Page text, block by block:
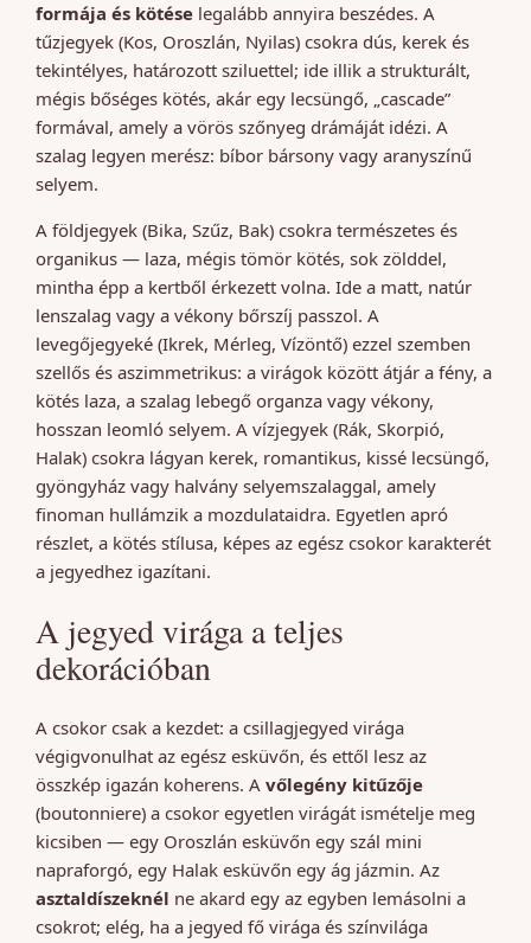
formája és kötése legalább annyira beszédes. A
tűzjegyek (Kos, Oroszlán, Nyilas) csokra dús, kerek és
tekintélyes, határozott sziluettel; ide illik a strukturált,
mégis bőséges kötés, akár egy lecsüngő, „cascade”
formával, amely a vörös szőnyeg drámáját idézi. A
szalag legyen merész: bíbor bársony vagy aranyszínű
selyem.
A földjegyek (Bika, Szűz, Bak) csokra természetes és
organikus — laza, mégis tömör kötés, sok zölddel,
mintha épp a kertből érkezett volna. Ide a matt, natúr
lenszalag vagy a vékony bőrszíj passzol. A
levegőjegyeké (Ikrek, Mérleg, Vízöntő) ezzel szemben
szellős és aszimmetrikus: a virágok között átjár a fény, a
kötés laza, a szalag lebegő organza vagy vékony,
hosszan leomló selyem. A vízjegyek (Rák, Skorpió,
Halak) csokra lágyan kerek, romantikus, kissé lecsüngő,
gyöngyház vagy halvány selyemszalaggal, amely
finoman hullámzik a mozdulataidra. Egyetlen apró
részlet, a kötés stílusa, képes az egész csokor karakterét
a jegyedhez igazítani.
A jegyed virága a teljes
dekorációban
A csokor csak a kezdet: a csillagjegyed virága
végigvonulhat az egész esküvőn, és ettől lesz az
összkép igazán koherens. A vőlegény kitűzője
(boutonniere) a csokor egyetlen virágát ismételje meg
kicsiben — egy Oroszlán esküvőn egy szál mini
napraforgó, egy Halak esküvőn egy ág jázmin. Az
asztaldíszeknél ne akard egy az egyben lemásolni a
csokrot; elég, ha a jegyed fő virága és színvilága